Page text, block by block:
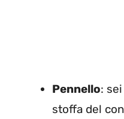
Pennello:
stoffa del